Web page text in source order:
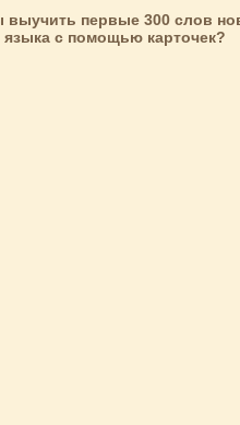
первые 300 слов
языка с помощью карточек?